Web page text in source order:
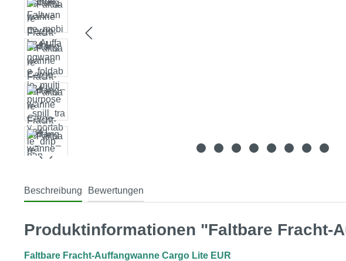
Beschreibung Bewertungen
Produktinformationen "Faltbare Fracht-
Faltbare Fracht-Auffangwanne Cargo Lite EUR